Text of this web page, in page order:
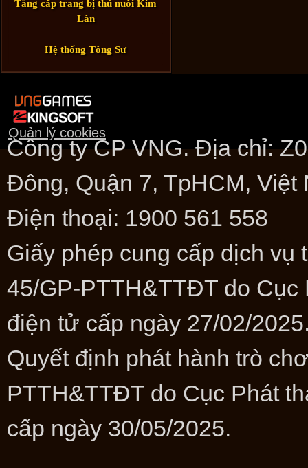
Tăng cấp trang bị thú nuôi Kim
Lân
Hệ thống Tông Sư
Công ty CP VNG. Địa chỉ:
Đông, Quận 7, TpHCM, Việt
Điện thoại: 1900 561 558
Giấy phép cung cấp dịch
45/GP-PTTH&TTĐT do Cục
điện tử cấp ngày 27/02/
Quyết định phát hành trò
PTTH&TTĐT do Cục Phát
cấp ngày 30/05/2025.
Quản lý cookies